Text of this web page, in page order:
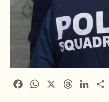
FacebookWhatsApp Threads